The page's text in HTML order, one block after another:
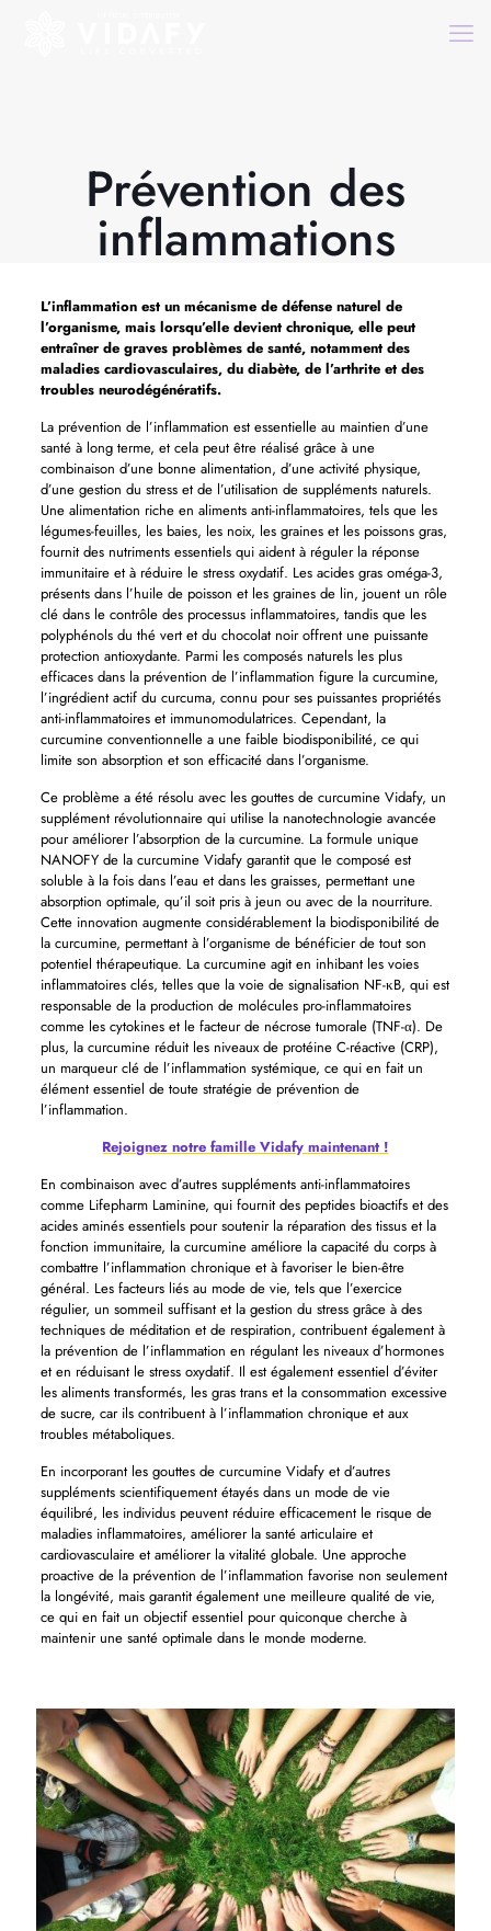
Prévention des
inflammations
L’inflammation est un mécanisme de défense naturel de
l’organisme, mais lorsqu’elle devient chronique, elle peut
entraîner de graves problèmes de santé, notamment des
maladies cardiovasculaires, du diabète, de l’arthrite et des
troubles neurodégénératifs.
La prévention de l’inflammation est essentielle au maintien d’une
santé à long terme, et cela peut être réalisé grâce à une
combinaison d’une bonne alimentation, d’une activité physique,
d’une gestion du stress et de l’utilisation de suppléments naturels.
Une alimentation riche en aliments anti-inflammatoires, tels que les
légumes-feuilles, les baies, les noix, les graines et les poissons gras,
fournit des nutriments essentiels qui aident à réguler la réponse
immunitaire et à réduire le stress oxydatif. Les acides gras oméga-3,
présents dans l’huile de poisson et les graines de lin, jouent un rôle
clé dans le contrôle des processus inflammatoires, tandis que les
polyphénols du thé vert et du chocolat noir offrent une puissante
protection antioxydante. Parmi les composés naturels les plus
efficaces dans la prévention de l’inflammation figure la curcumine,
l’ingrédient actif du curcuma, connu pour ses puissantes propriétés
anti-inflammatoires et immunomodulatrices. Cependant, la
curcumine conventionnelle a une faible biodisponibilité, ce qui
limite son absorption et son efficacité dans l’organisme.
Ce problème a été résolu avec les gouttes de curcumine Vidafy, un
supplément révolutionnaire qui utilise la nanotechnologie avancée
pour améliorer l’absorption de la curcumine. La formule unique
NANOFY de la curcumine Vidafy garantit que le composé est
soluble à la fois dans l’eau et dans les graisses, permettant une
absorption optimale, qu’il soit pris à jeun ou avec de la nourriture.
Cette innovation augmente considérablement la biodisponibilité de
la curcumine, permettant à l’organisme de bénéficier de tout son
potentiel thérapeutique. La curcumine agit en inhibant les voies
inflammatoires clés, telles que la voie de signalisation NF-κB, qui est
responsable de la production de molécules pro-inflammatoires
comme les cytokines et le facteur de nécrose tumorale (TNF-α). De
plus, la curcumine réduit les niveaux de protéine C-réactive (CRP),
un marqueur clé de l’inflammation systémique, ce qui en fait un
élément essentiel de toute stratégie de prévention de
l’inflammation.
Rejoignez notre famille Vidafy maintenant !
En combinaison avec d’autres suppléments anti-inflammatoires
comme Lifepharm Laminine, qui fournit des peptides bioactifs et des
acides aminés essentiels pour soutenir la réparation des tissus et la
fonction immunitaire, la curcumine améliore la capacité du corps à
combattre l’inflammation chronique et à favoriser le bien-être
général. Les facteurs liés au mode de vie, tels que l’exercice
régulier, un sommeil suffisant et la gestion du stress grâce à des
techniques de méditation et de respiration, contribuent également à
la prévention de l’inflammation en régulant les niveaux d’hormones
et en réduisant le stress oxydatif. Il est également essentiel d’éviter
les aliments transformés, les gras trans et la consommation excessive
de sucre, car ils contribuent à l’inflammation chronique et aux
troubles métaboliques.
En incorporant les gouttes de curcumine Vidafy et d’autres
suppléments scientifiquement étayés dans un mode de vie
équilibré, les individus peuvent réduire efficacement le risque de
maladies inflammatoires, améliorer la santé articulaire et
cardiovasculaire et améliorer la vitalité globale. Une approche
proactive de la prévention de l’inflammation favorise non seulement
la longévité, mais garantit également une meilleure qualité de vie,
ce qui en fait un objectif essentiel pour quiconque cherche à
maintenir une santé optimale dans le monde moderne.